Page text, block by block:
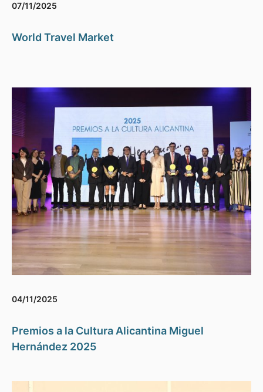
07/11/2025
World Travel Market
04/11/2025
Premios a la Cultura Alicantina Miguel
Hernández 2025